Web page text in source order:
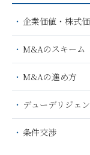
企業価値・株式
M&Aのスキーム
M&Aの進め方
デューデリジェ
条件交渉